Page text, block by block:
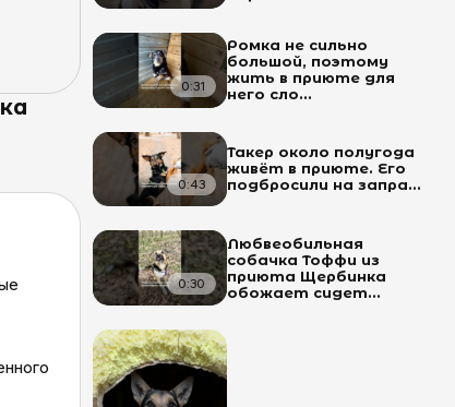
0:31
Ромка не сильно
большой, поэтому
жить в приюте для
него сло...
0:43
Такер около полугода
живёт в приюте. Его
подбросили на запра...
0:30
Любвеобильная
собачка Тоффи из
приюта Щербинка
обожает сидет...